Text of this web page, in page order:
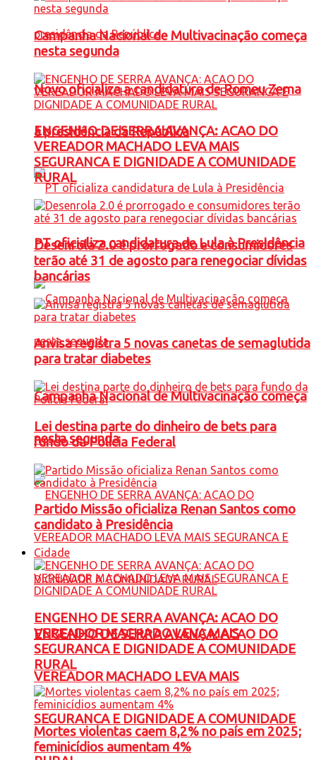
Novo oficializa a candidatura de Romeu Zema
à presidência da República
PT oficializa candidatura de Lula à Presidência
Campanha Nacional de Multivacinação começa
nesta segunda
ENGENHO DE SERRA AVANÇA: ACAO DO
VEREADOR MACHADO LEVA MAIS
SEGURANCA E DIGNIDADE A COMUNIDADE
Campanha Nacional de Multivacinação começa
nesta segunda
ENGENHO DE SERRA AVANÇA: ACAO DO
VEREADOR MACHADO LEVA MAIS
SEGURANCA E DIGNIDADE A COMUNIDADE
RURAL
Desenrola 2.0 é prorrogado e consumidores
terão até 31 de agosto para renegociar dívidas
bancárias
Anvisa registra 5 novas canetas de semaglutida
para tratar diabetes
Lei destina parte do dinheiro de bets para
fundo da Polícia Federal
Partido Missão oficializa Renan Santos como
candidato à Presidência
Cidade
ENGENHO DE SERRA AVANÇA: ACAO DO
VEREADOR MACHADO LEVA MAIS
SEGURANCA E DIGNIDADE A COMUNIDADE
RURAL
Mortes violentas caem 8,2% no país em 2025;
feminicídios aumentam 4%